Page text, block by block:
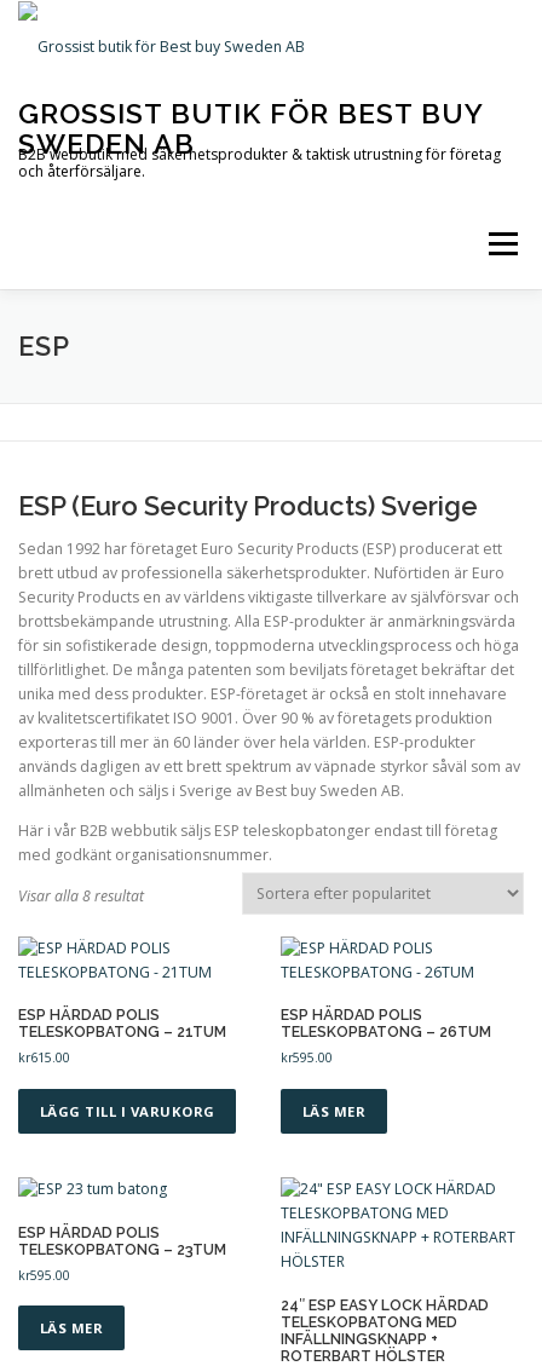
Hoppa
innehåll
GROSSIST BUTIK FÖR BEST BUY
SWEDEN AB
B2B webbutik med säkerhetsprodukter & taktisk utrustning för företag
och återförsäljare.
Meny
STARTSIDA
TILL KASSAN MITT KONTO
ÅTERBETALNINGS- OCH RETURPOLICY
ESP
ESP (Euro Security Products) Sverige
Sedan 1992 har företaget Euro Security Products (ESP) producerat ett
brett utbud av professionella säkerhetsprodukter. Nuförtiden är Euro
Security Products en av världens viktigaste tillverkare av självförsvar och
brottsbekämpande utrustning. Alla ESP-produkter är anmärkningsvärda
för sin sofistikerade design, toppmoderna utvecklingsprocess och höga
tillförlitlighet. De många patenten som beviljats ​​företaget bekräftar det
unika med dess produkter. ESP-företaget är också en stolt innehavare
av kvalitetscertifikatet ISO 9001. Över 90 % av företagets produktion
exporteras till mer än 60 länder över hela världen. ESP-produkter
används dagligen av ett brett spektrum av väpnade styrkor såväl som av
allmänheten och säljs i Sverige av Best buy Sweden AB.
Här i vår B2B webbutik säljs ESP teleskopbatonger endast till företag
med godkänt organisationsnummer.
Visar alla 8 resultatS
r
t
r
a
f
t
e
p
p
u
ESP HÄRDAD POLIS
TELESKOPBATONG – 21TUM
kr615.00
LÄGG TILL I VARUKORG
ESP HÄRDAD POLIS
TELESKOPBATONG – 26TUM
kr595.00
LÄS MER
ESP HÄRDAD POLIS
TELESKOPBATONG – 23TUM
kr595.00
LÄS MER
24″ ESP EASY LOCK HÄRDAD
TELESKOPBATONG MED
INFÄLLNINGSKNAPP +
ROTERBART HÖLSTER